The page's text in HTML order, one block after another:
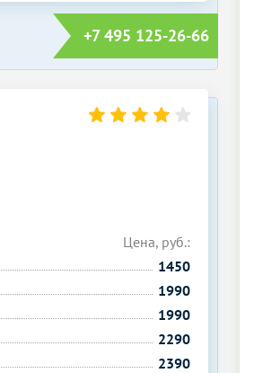
+7 495 125-26-66
Цена, руб.:
1450
1990
1990
2290
2390